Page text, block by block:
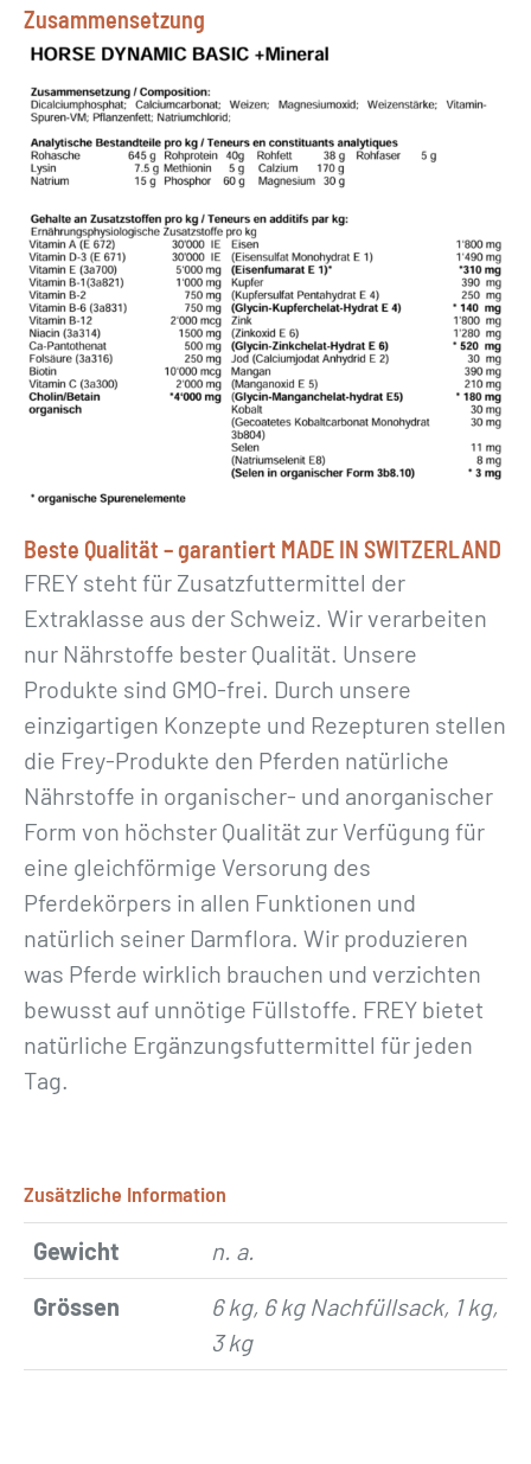
Zusammensetzung
Beste Qualität – garantiert MADE IN SWITZERLAND
FREY steht für Zusatzfuttermittel der
Extraklasse aus der Schweiz. Wir verarbeiten
nur Nährstoffe bester Qualität. Unsere
Produkte sind GMO-frei. Durch unsere
einzigartigen Konzepte und Rezepturen stellen
die Frey-Produkte den Pferden natürliche
Nährstoffe in organischer- und anorganischer
Form von höchster Qualität zur Verfügung für
eine gleichförmige Versorung des
Pferdekörpers in allen Funktionen und
natürlich seiner Darmflora. Wir produzieren
was Pferde wirklich brauchen und verzichten
bewusst auf unnötige Füllstoffe. FREY bietet
natürliche Ergänzungsfuttermittel für jeden
Tag.
Zusätzliche Information
Gewicht
n. a.
Grössen
6 kg, 6 kg Nachfüllsack, 1 kg,
3 kg